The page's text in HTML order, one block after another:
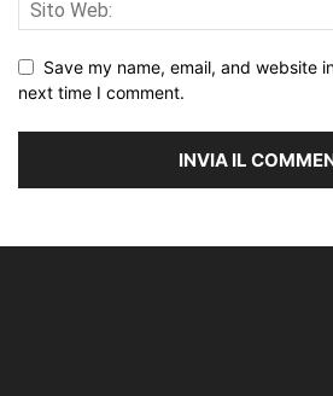
Save my name, email, and website
next time I comment.